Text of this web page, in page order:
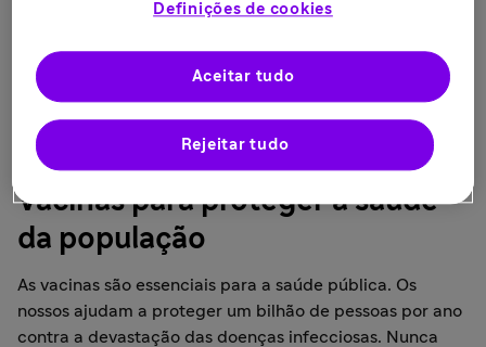
Vacinas para proteger a saúde
da população
As vacinas são essenciais para a saúde pública. Os
nossos ajudam a proteger um bilhão de pessoas por ano
contra a devastação das doenças infecciosas. Nunca
Definições de cookies
Rejeitar tudo
Aceitar tudo